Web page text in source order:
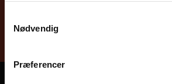
Nødvendig
Præferencer